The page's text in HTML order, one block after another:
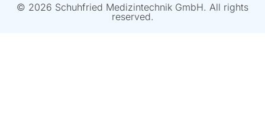
© 2026 Schuhfried Medizintechnik GmbH. All rights
reserved.